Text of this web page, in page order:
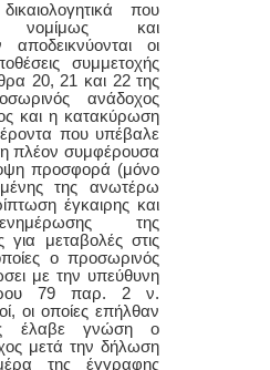
που
νομίμως και
οι
συμμετοχής
20, 21 και 22 της
ανάδοχος
και η κατακύρωση
που υπέβαλε
πλέον συμφέρουσα
προσφορά (μόνο
της ανωτέρω
έγκαιρης και
της
μεταβολές στις
ο προσωρινός
με την υπεύθυνη
79 παρ. 2 ν.
οι οποίες επήλθαν
έλαβε γνώση ο
μετά την δήλωση
της έγγραφης